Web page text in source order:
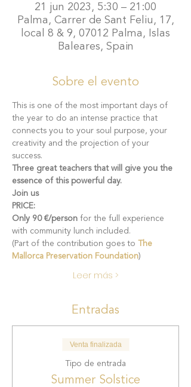
21 jun 2023, 5:30 – 21:00
Palma, Carrer de Sant Feliu, 17,
local 8 & 9, 07012 Palma, Islas
Baleares, Spain
Sobre el evento
This is one of the most important days of
the year to do an intense practice that
connects you to your soul purpose, your
creativity and the projection of your
success.
Three great teachers that will give you the
essence of this powerful day.
Join us
PRICE:
Only 90 €/person for the full experience
with community lunch included.
(Part of the contribution goes to
The
Mallorca Preservation Foundation)
Leer más >
Entradas
Venta finalizada
Tipo de entrada
Summer Solstice